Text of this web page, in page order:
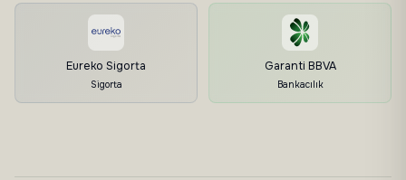
Eureko Sigorta
Sigorta
Garanti BBVA
Bankacılık